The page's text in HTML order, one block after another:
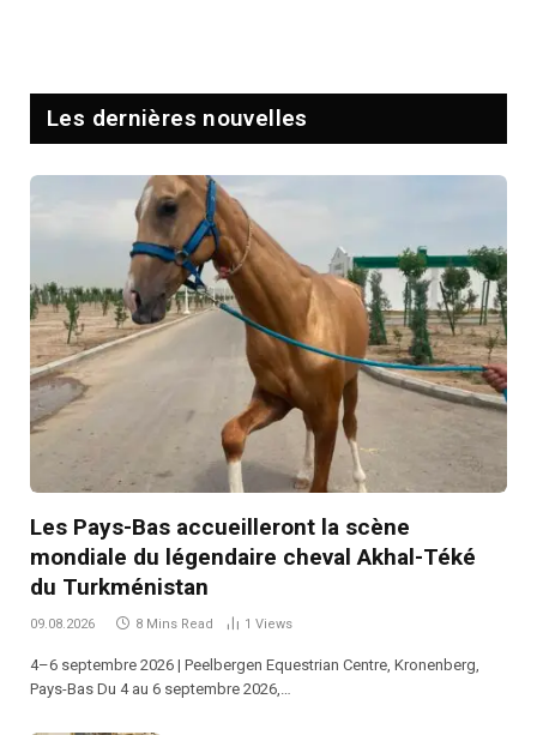
Les dernières nouvelles
Les Pays-Bas accueilleront la scène
mondiale du légendaire cheval Akhal-Téké
du Turkménistan
09.08.2026 8 Mins Read 1 Views
4–6 septembre 2026 | Peelbergen Equestrian Centre, Kronenberg,
Pays-Bas Du 4 au 6 septembre 2026,…